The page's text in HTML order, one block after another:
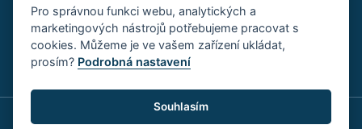
DŮLEŽITÉ ODKAZY
Zásady ochrany osobních údajů
Změnit nastavení cookies
Pro správnou funkci webu, analytických a
marketingových nástrojů potřebujeme pracovat s
cookies. Můžeme je ve vašem zařízení ukládat,
prosím? Podrobná nastavení
Souhlasím